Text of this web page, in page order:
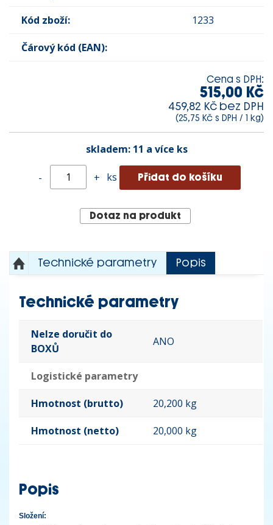
Kód zboží: 1233
Čárový kód (EAN):
Cena s DPH:
515,00 Kč
459,82 Kč bez DPH
(25,75 Kč s DPH / 1 kg)
skladem: 11 a více ks
- + ks
Dotaz na produkt
Technické parametry Popis
Technické parametry
Nelze doručit do
BOXŮ
ANO
Logistické parametry
Hmotnost (brutto) 20,200 kg
Hmotnost (netto) 20,000 kg
Popis
Složení: